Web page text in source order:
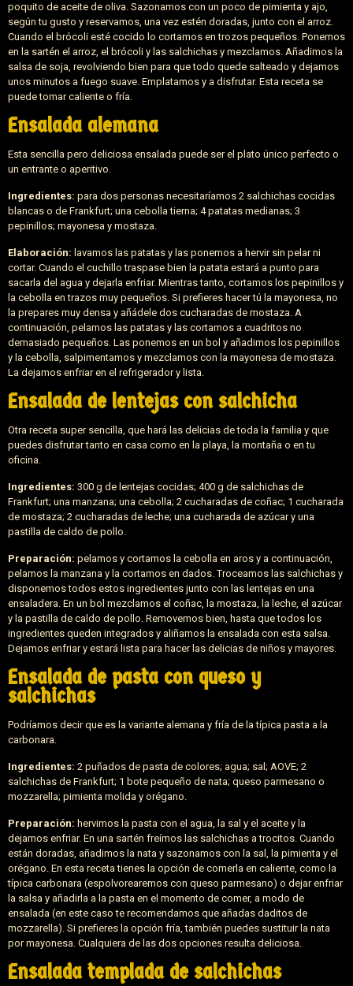
poquito de aceite de oliva. Sazonamos con un poco de pimienta y ajo,
según tu gusto y reservamos, una vez estén doradas, junto con el arroz.
Cuando el brócoli esté cocido lo cortamos en trozos pequeños. Ponemos
en la sartén el arroz, el brócoli y las salchichas y mezclamos. Añadimos la
salsa de soja, revolviendo bien para que todo quede salteado y dejamos
unos minutos a fuego suave. Emplatamos y a disfrutar. Esta receta se
puede tomar caliente o fría.
Ensalada alemana
Esta sencilla pero deliciosa ensalada puede ser el plato único perfecto o
un entrante o aperitivo.
Ingredientes: para dos personas necesitaríamos 2 salchichas cocidas
blancas o de Frankfurt; una cebolla tierna; 4 patatas medianas; 3
pepinillos; mayonesa y mostaza.
Elaboración: lavamos las patatas y las ponemos a hervir sin pelar ni
cortar. Cuando el cuchillo traspase bien la patata estará a punto para
sacarla del agua y dejarla enfriar. Mientras tanto, cortamos los pepinillos y
la cebolla en trazos muy pequeños. Si prefieres hacer tú la mayonesa, no
la prepares muy densa y añádele dos cucharadas de mostaza. A
continuación, pelamos las patatas y las cortamos a cuadritos no
demasiado pequeños. Las ponemos en un bol y añadimos los pepinillos
y la cebolla, salpimentamos y mezclamos con la mayonesa de mostaza.
La dejamos enfriar en el refrigerador y lista.
Ensalada de lentejas con salchicha
Otra receta super sencilla, que hará las delicias de toda la familia y que
puedes disfrutar tanto en casa como en la playa, la montaña o en tu
oficina.
Ingredientes: 300 g de lentejas cocidas; 400 g de salchichas de
Frankfurt; una manzana; una cebolla; 2 cucharadas de coñac; 1 cucharada
de mostaza; 2 cucharadas de leche; una cucharada de azúcar y una
pastilla de caldo de pollo.
Preparación: pelamos y cortamos la cebolla en aros y a continuación,
pelamos la manzana y la cortamos en dados. Troceamos las salchichas y
disponemos todos estos ingredientes junto con las lentejas en una
ensaladera. En un bol mezclamos el coñac, la mostaza, la leche, el azúcar
y la pastilla de caldo de pollo. Removemos bien, hasta que todos los
ingredientes queden integrados y aliñamos la ensalada con esta salsa.
Dejamos enfriar y estará lista para hacer las delicias de niños y mayores.
Ensalada de pasta con queso y
salchichas
Podríamos decir que es la variante alemana y fría de la típica pasta a la
carbonara.
Ingredientes: 2 puñados de pasta de colores; agua; sal; AOVE; 2
salchichas de Frankfurt; 1 bote pequeño de nata; queso parmesano o
mozzarella; pimienta molida y orégano.
Preparación: hervimos la pasta con el agua, la sal y el aceite y la
dejamos enfriar. En una sartén freímos las salchichas a trocitos. Cuando
están doradas, añadimos la nata y sazonamos con la sal, la pimienta y el
orégano. En esta receta tienes la opción de comerla en caliente, como la
típica carbonara (espolvorearemos con queso parmesano) o dejar enfriar
la salsa y añadirla a la pasta en el momento de comer, a modo de
ensalada (en este caso te recomendamos que añadas daditos de
mozzarella). Si prefieres la opción fría, también puedes sustituir la nata
por mayonesa. Cualquiera de las dos opciones resulta deliciosa.
Ensalada templada de salchichas